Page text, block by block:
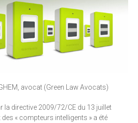
avocat (Green Law Avocats)
la directive 2009/72/CE du 13 juillet
« compteurs intelligents » a été